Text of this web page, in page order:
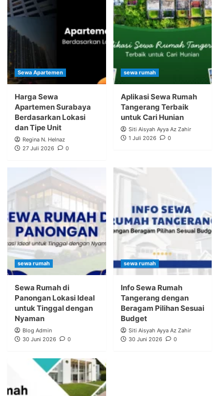
Sewa Apartemen
Harga Sewa
Apartemen Surabaya
Berdasarkan Lokasi
dan Tipe Unit
Regina N. Helnaz
27 Juli 2026
0
sewa rumah
Aplikasi Sewa Rumah
Tangerang Terbaik
untuk Cari Hunian
Siti Aisyah Ayya Az Zahir
1 Juli 2026
0
sewa rumah
Sewa Rumah di
Panongan Lokasi Ideal
untuk Tinggal dengan
Nyaman
Blog Admin
30 Juni 2026
0
sewa rumah
Info Sewa Rumah
Tangerang dengan
Beragam Pilihan Sesuai
Budget
Siti Aisyah Ayya Az Zahir
30 Juni 2026
0